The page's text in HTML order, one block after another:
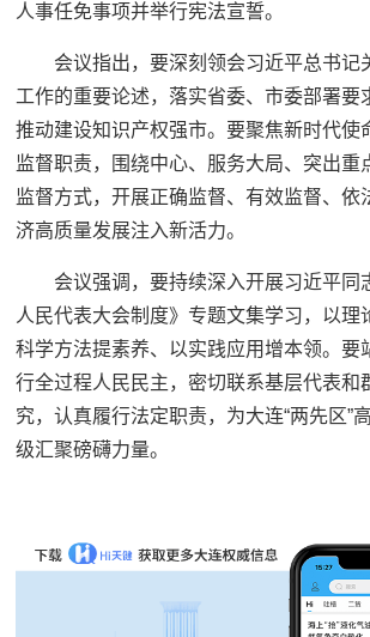
人事任免事项并举行宪法宣誓。
会议指出，要深刻领会习近平总书记
工作的重要论述，落实省委、市委部署要
推动建设知识产权强市。要聚焦新时代使
监督职责，围绕中心、服务大局、突出重
监督方式，开展正确监督、有效监督、依
济高质量发展注入新活力。
会议强调，要持续深入开展习近平同
人民代表大会制度》专题文集学习，以理
科学方法提素养、以实践应用增本领。要
行全过程人民民主，密切联系基层代表和
究，认真履行法定职责，为大连“两先区”
级汇聚磅礴力量。